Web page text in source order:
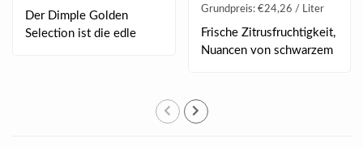
Der Dimple Golden
Selection ist die edle
Grundpreis: €24,26 / Liter
Frische Zitrusfruchtigkeit,
Nuancen von schwarzem